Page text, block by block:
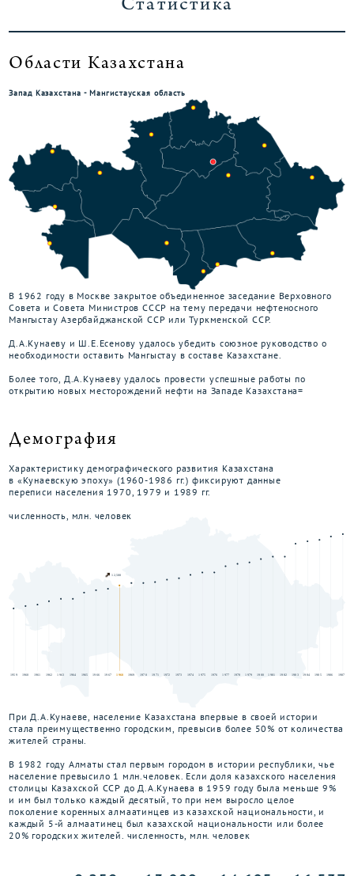
Статистика
Области Казахстана
Запад Казахстана - Мангистауская область
В 1962 году в Москве закрытое объединенное заседание Верховного
Совета и Совета Министров СССР на тему передачи нефтеносного
Мангыстау Азербайджанской ССР или Туркменской ССР.
Д.А.Кунаеву и Ш.Е.Есенову удалось убедить союзное руководство о
необходимости оставить Мангыстау в составе Казахстане.
Более того, Д.А.Кунаеву удалось провести успешные работы по
открытию новых месторождений нефти на Западе Казахстана=
Демография
Характеристику демографического развития Казахстана
в «Кунаевскую эпоху» (1960-1986 гг.) фиксируют данные
переписи населения 1970, 1979 и 1989 гг.
численность, млн. человек
При Д.А.Кунаеве, население Казахстана впервые в своей истории
стала преимущественно городским, превысив более 50% от количества
жителей страны.
В 1982 году Алматы стал первым городом в истории республики, чье
население превысило 1 млн.человек. Если доля казахского населения
столицы Казахской ССР до Д.А.Кунаева в 1959 году была меньше 9%
и им был только каждый десятый, то при нем выросло целое
поколение коренных алмаатинцев из казахской национальности, и
каждый 5-й алмаатинец был казахской национальности или более
20% городских жителей. численность, млн. человек